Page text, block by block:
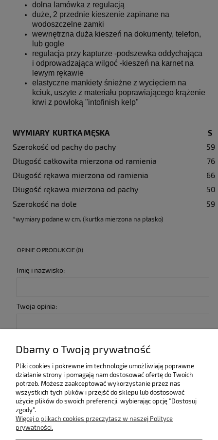
dolna lamówka z regulacją
duże, 2 przednie kieszenie zapinane na
wodoszczelne zamki
wewnętrzna duża kieszeń na dokumenty, telefon,
lub gogle
regulacja przy kapturze -podszewka oddychająca
i odprowadzająca wilgoć -kieszeń na karnet na
lewym rękawie
elastyczne mankiety śnieżne z wycięciem na
kciuk, uszyte z materiału poprawiającego krążenie
krwi z powłoką "intofinish kelp"
WYMIARY KURTKA MĘSKA
S
Szerokość od pachy do pachy
59
Długość całkowita mierzona od ramienia
76
Długość rękawa mierzona od ramienia
66
Długość rękawa mierzona od pachy
50
Szerokość na dole
59
*wymiary podane w cm. (kurtka mierzona na płasko)
OPINIE O PRODUKCIE (0)
Imię i nazwisko:
Twoja opinia:
wyślij
Dbamy o Twoją prywatność
Pliki cookies i pokrewne im technologie umożliwiają poprawne
działanie strony i pomagają nam dostosować ofertę do Twoich
potrzeb. Możesz zaakceptować wykorzystanie przez nas
wszystkich tych plików i przejść do sklepu lub dostosować
użycie plików do swoich preferencji, wybierając opcję "Dostosuj
zgody".
Więcej o plikach cookies przeczytasz w naszej Polityce
prywatności.